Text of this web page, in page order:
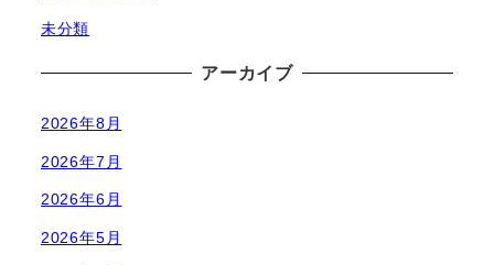
未分類
アーカイブ
2026年8月
2026年7月
2026年6月
2026年5月